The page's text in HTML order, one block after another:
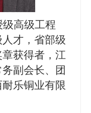
高级工程
才，省部级
获得者，江
副会长、团
乐铜业有限